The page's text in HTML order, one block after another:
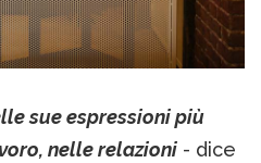
sue espressioni più
nelle relazioni - dice